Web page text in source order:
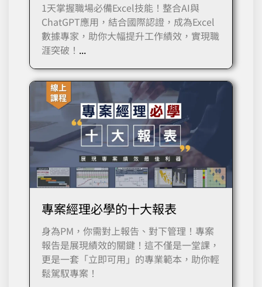
1天掌握職場必備Excel技能！整合AI與
ChatGPT應用，結合國際認證，成為Excel
數據專家，助你大幅提升工作績效，實現職
涯突破！ ...
專案經理必學的十大報表
身為PM，你需對上報告、對下管理！專案
報告是展現績效的關鍵！這不僅是一堂課，
更是一套「立即可用」的專業範本，助你輕
鬆駕馭專案！